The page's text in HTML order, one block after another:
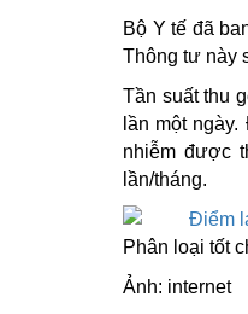
Bộ Y tế đã
Thông tư này
Tần suất thu
lần một
nhiễm được
lần/tháng.
Phân loại tốt
Ảnh: internet